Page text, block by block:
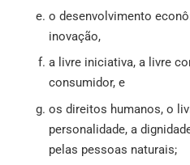
o desenvolvimento
inovação,
a livre iniciativa, a livre
consumidor, e
os direitos humanos, o
personalidade, a
pelas pessoas naturais;